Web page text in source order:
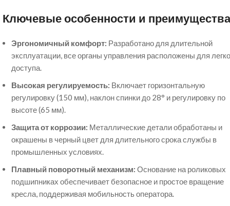
Ключевые особенности и преимущества
Эргономичный комфорт: Разработано для длительной
эксплуатации, все органы управления расположены для
доступа.
Высокая регулируемость: Включает горизонтальную
регулировку (150 мм), наклон спинки до 28° и регулировку по
высоте (65 мм).
Защита от коррозии: Металлические детали обработаны и
окрашены в черный цвет для длительного срока службы в
промышленных условиях.
Плавный поворотный механизм: Основание на роликовых
подшипниках обеспечивает безопасное и простое вращение
кресла, поддерживая мобильность оператора.